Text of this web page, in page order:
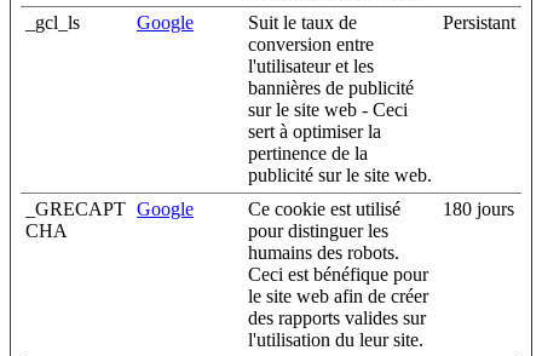
_gcl_ls Google
Suit le taux de
conversion entre
l'utilisateur et les
bannières de publicité
sur le site web - Ceci
sert à optimiser la
pertinence de la
publicité sur le site web.
Persistant
_GRECAPT
CHA
Google
Ce cookie est utilisé
pour distinguer les
humains des robots.
Ceci est bénéfique pour
le site web afin de créer
des rapports valides sur
l'utilisation du leur site.
180 jours